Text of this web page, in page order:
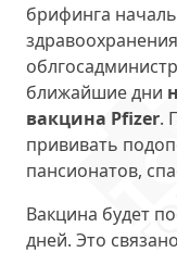
брифинга
ближайшие дни
вакцина Pfizer.
прививать
пансионатов,
Вакцина будет
дней. Это